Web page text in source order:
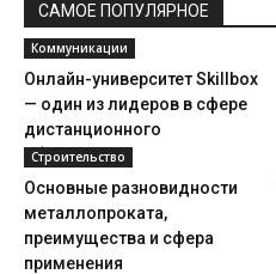
САМОЕ ПОПУЛЯРНОЕ
Коммуникации
Онлайн-университет Skillbox
— один из лидеров в сфере
дистанционного
образования
Строительство
Основные разновидности
металлопроката,
преимущества и сфера
применения